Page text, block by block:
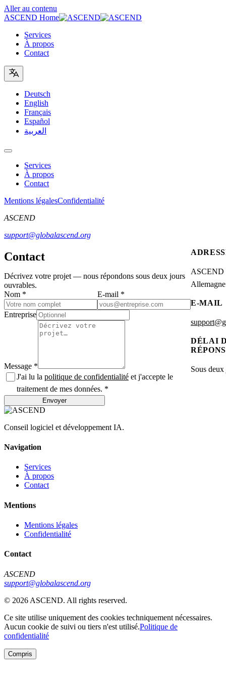
Aller au contenu
ASCEND Home
Services
À propos
Contact
Deutsch
English
Français
Español
العربية
Services
À propos
Contact
Mentions légalesConfidentialité
ASCEND
support@globalascend.org
Contact
Décrivez votre projet — nous répondons sous deux jours
ouvrables.
Nom *
E-mail *
Entreprise
Message *
J'ai lu la politique de confidentialité et j'accepte le
traitement de mes données. *
Envoyer
ASCEND
Allemagne
E-MAIL
DÉLAI
Sous
Conseil logiciel et développement IA.
Navigation
Services
À propos
Contact
Mentions
Mentions légales
Confidentialité
Contact
ASCEND
support@globalascend.org
© 2026 ASCEND. All rights reserved.
Ce site utilise uniquement des cookies techniquement nécessaires.
Aucun cookie de suivi ou tiers n'est utilisé.Politique de
confidentialité
Compris